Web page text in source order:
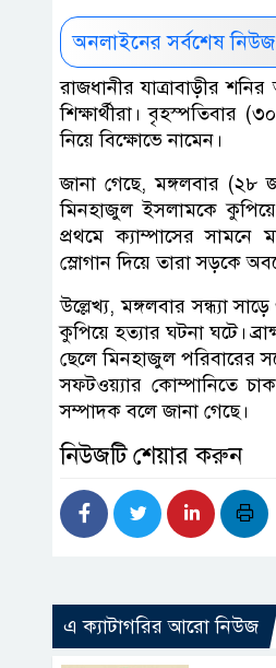
অনলাইনের সর্বশেষ
রাজধানীর যাত্রাবাড়ীর
শিক্ষার্থীরা। বৃহস্পতিবার
নিয়ে বিক্ষোভে নামেন।
জানা গেছে, মঙ্গলবার (২৮
মিনহাজুল ইসলামকে কুপিয়ে
প্রথমে ক্যাম্পাসের সামনে
স্লোগান দিয়ে তারা সড়কে
উল্লেখ্য, মঙ্গলবার সন্ধ্যা
কুপিয়ে হত্যার ঘটনা ঘটে।
ছেলে মিনহাজুল পরিবারের
সফটওয়্যার কোম্পানিতে
সম্পাদক বলে জানা গেছে।
নিউজটি শেয়ার করুন
এ ক্যাটাগরির আরো নিউজ